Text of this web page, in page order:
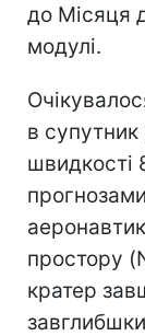
до Місяця
модулі.
в
швидкості
простору
кратер